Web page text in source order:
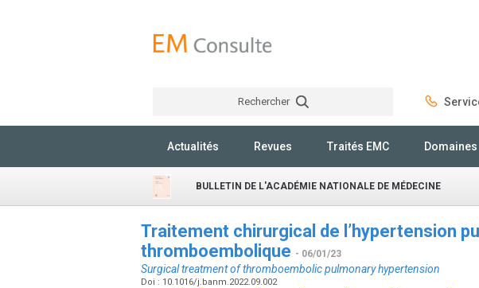
Rechercher
Actualités Revues Traités EMC Domaines
BULLETIN DE L'ACADÉMIE NATIONALE DE MÉDECINE
Traitement chirurgical de l’hypertension
thromboembolique - 06/01/23
Surgical treatment of thromboembolic pulmonary hypertension
Doi : 10.1016/j.banm.2022.09.002